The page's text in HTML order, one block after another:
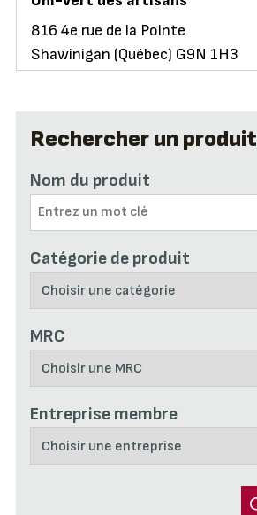
Rechercher un produit
Nom du produit
Catégorie de produit
MRC
Entreprise membre
816 4e rue de la Pointe
Shawinigan (Québec) G9N 1H3